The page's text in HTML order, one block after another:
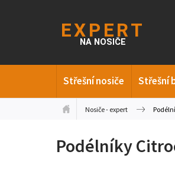
Střešní nosiče Střešní
Nosiče - expert
Podélníky